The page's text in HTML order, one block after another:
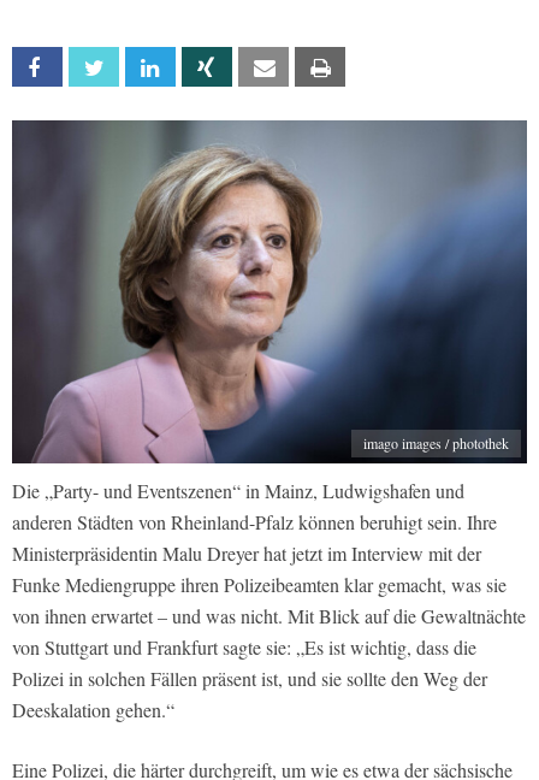
Facebook Twitter Linkedin Xing Email
imago images / photothek
Die „Party- und Eventszenen“ in Mainz, Ludwigshafen und
anderen Städten von Rheinland-Pfalz können beruhigt sein. Ihre
Ministerpräsidentin Malu Dreyer hat jetzt im Interview mit der
Funke Mediengruppe ihren Polizeibeamten klar gemacht, was sie
von ihnen erwartet – und was nicht. Mit Blick auf die Gewaltnächte
von Stuttgart und Frankfurt sagte sie: „Es ist wichtig, dass die
Polizei in solchen Fällen präsent ist, und sie sollte den Weg der
Deeskalation gehen.“
Eine Polizei, die härter durchgreift, um wie es etwa der sächsische